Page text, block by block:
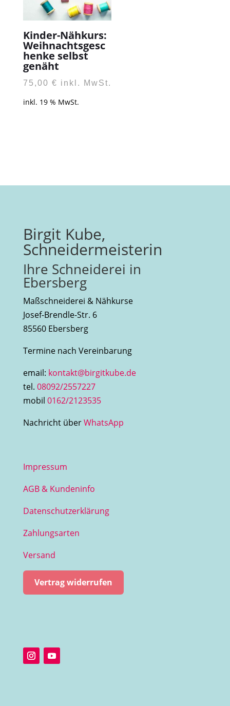
Kinder-Nähkurs:
Weihnachtsgesc
henke selbst
genäht
75,00 € inkl. MwSt.
inkl. 19 % MwSt.
Birgit Kube,
Schneidermeisterin
Ihre Schneiderei in
Ebersberg
Maßschneiderei & Nähkurse
Josef-Brendle-Str. 6
85560 Ebersberg
Termine nach Vereinbarung
email: kontakt@birgitkube.de
tel. 08092/2557227
mobil 0162/2123535
Nachricht überWhatsApp
Impressum
AGB & Kundeninfo
Datenschutzerklärung
Zahlungsarten
Versand
Vertrag widerrufen